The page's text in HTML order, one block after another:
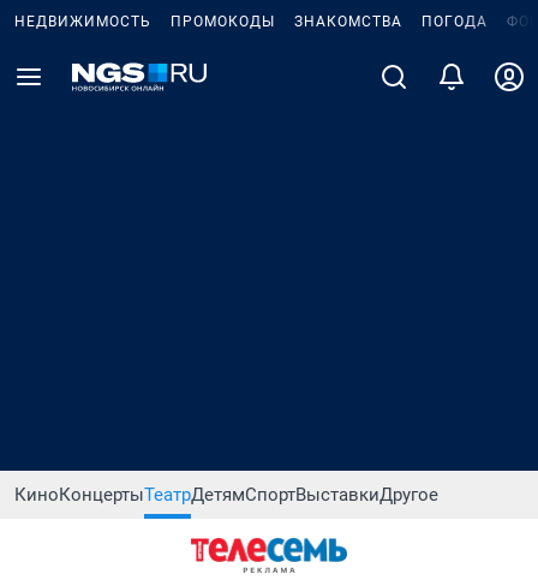
НЕДВИЖИМОСТЬ ПРОМОКОДЫ ЗНАКОМСТВА ПОГОДА
КиноКонцертыТеатрДетямСпортВыставкиДругое